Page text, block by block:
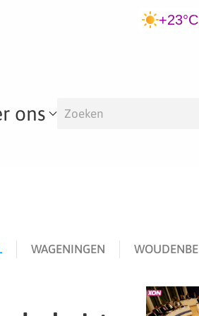
+23°C
ons
WAGENINGEN